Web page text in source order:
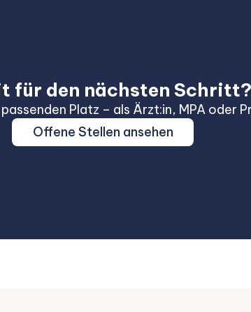
für den nächsten Schritt?
Platz – als Ärzt:in, MPA oder
Offene Stellen ansehen